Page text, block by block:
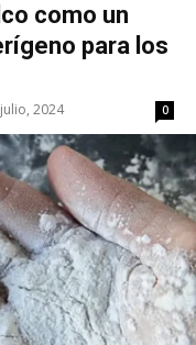
como un
para los
2024 0